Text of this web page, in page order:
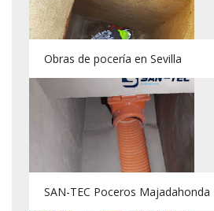
Obras de pocería en Sevilla
SAN-TEC Poceros Majadahonda